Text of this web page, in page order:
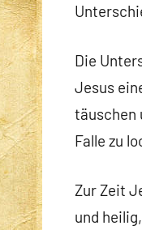
Die
Jesus
täuschen
Falle zu
Zur Zeit
und